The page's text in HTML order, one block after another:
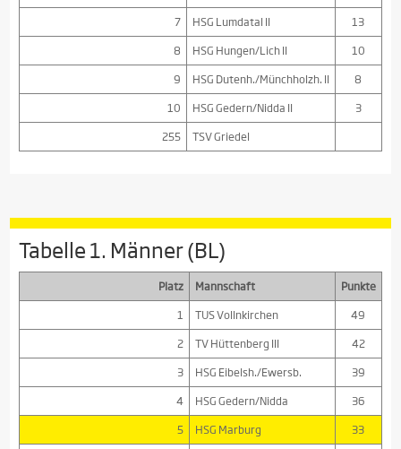
7
HSG Lumdatal II
13
8
HSG Hungen/Lich II
10
9
HSG Dutenh./Münchholzh. II
8
10
HSG Gedern/Nidda II
3
255
TSV Griedel
Tabelle 1. Männer (BL)
Platz Mannschaft
Punkte
1
TUS Vollnkirchen
49
2
TV Hüttenberg III
42
3
HSG Eibelsh./Ewersb.
39
4
HSG Gedern/Nidda
36
5
HSG Marburg
33